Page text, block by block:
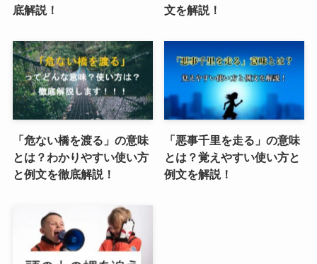
底解説！
文を解説！
「危ない橋を渡る」の意味
とは？わかりやすい使い方
と例文を徹底解説！
「悪事千里を走る」の意味
とは？覚えやすい使い方と
例文を解説！